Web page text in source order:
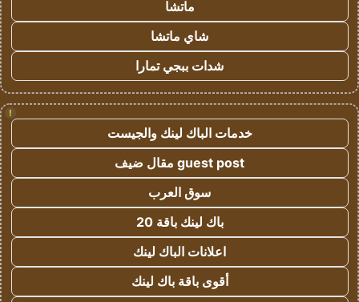
ماتشا
شاي ماتشا
شدات ببجي تمارا
!
خدمات الباك لينك والجيست
guest post مقال ضيف
سوق العرب
باك لينك باقة 20
اعلانات الباك لينك
أقوى باقة باك لينك